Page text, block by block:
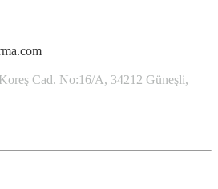
Cad. No:16/A, 34212 Güneşli,